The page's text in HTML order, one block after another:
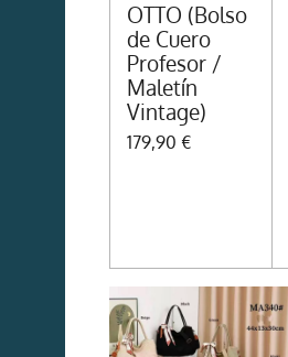
OTTO (Bolso
de Cuero
Profesor /
Maletín
Vintage)
179,90 €